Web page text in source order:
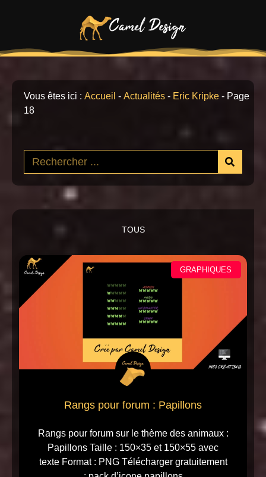
Vous êtes ici : Accueil - Actualités - Eric Kripke - Page
18
TOUS
GRAPHIQUES
Rangs pour forum : Papillons
Rangs pour forum sur le thème des animaux :
Papillons Taille : 150×35 et 150×55 avec
texte Format : PNG Télécharger gratuitement